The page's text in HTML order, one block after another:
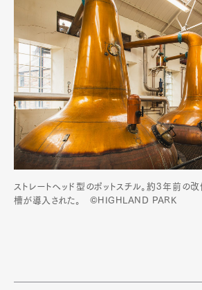
ストレートヘッド型のポットスチル。約3年前の
槽が導入された。 ©HIGHLAND PARK